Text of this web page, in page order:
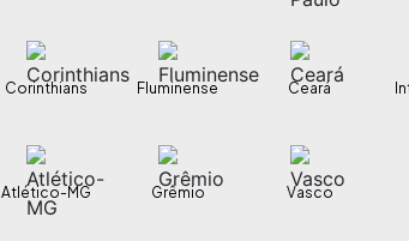
Corinthians Fluminense Ceará
Atlético-MG Grêmio Vasco